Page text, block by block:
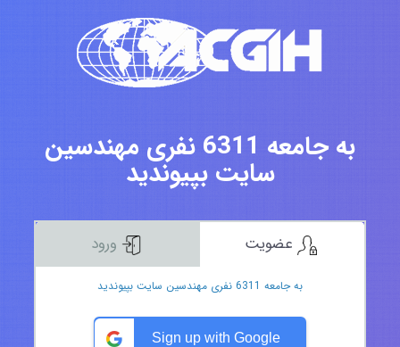
به جامعه 6311 نفری مهندسین
سایت بپیوندید
به جامعه 6311 نفری مهندسین سایت بپیوندید
Sign up with Google